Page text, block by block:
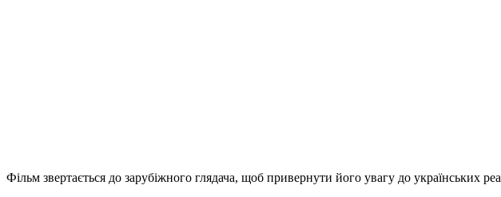
Фільм звертається до зарубіжного глядача, щоб привернути його увагу до українських